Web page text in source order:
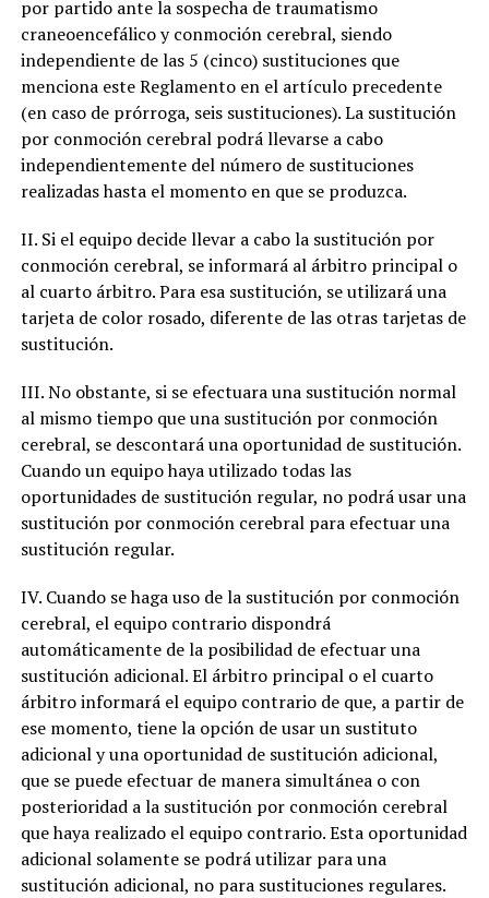
por partido ante la sospecha de traumatismo
craneoencefálico y conmoción cerebral, siendo
independiente de las 5 (cinco) sustituciones que
menciona este Reglamento en el artículo precedente
(en caso de prórroga, seis sustituciones). La sustitución
por conmoción cerebral podrá llevarse a cabo
independientemente del número de sustituciones
realizadas hasta el momento en que se produzca.
II. Si el equipo decide llevar a cabo la sustitución por
conmoción cerebral, se informará al árbitro principal o
al cuarto árbitro. Para esa sustitución, se utilizará una
tarjeta de color rosado, diferente de las otras tarjetas de
sustitución.
III. No obstante, si se efectuara una sustitución normal
al mismo tiempo que una sustitución por conmoción
cerebral, se descontará una oportunidad de sustitución.
Cuando un equipo haya utilizado todas las
oportunidades de sustitución regular, no podrá usar una
sustitución por conmoción cerebral para efectuar una
sustitución regular.
IV. Cuando se haga uso de la sustitución por conmoción
cerebral, el equipo contrario dispondrá
automáticamente de la posibilidad de efectuar una
sustitución adicional. El árbitro principal o el cuarto
árbitro informará el equipo contrario de que, a partir de
ese momento, tiene la opción de usar un sustituto
adicional y una oportunidad de sustitución adicional,
que se puede efectuar de manera simultánea o con
posterioridad a la sustitución por conmoción cerebral
que haya realizado el equipo contrario. Esta oportunidad
adicional solamente se podrá utilizar para una
sustitución adicional, no para sustituciones regulares.